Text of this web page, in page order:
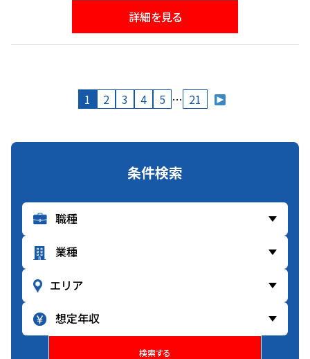
条件検索
検索する
・対象は基幹システムと受注在庫関係のEDIシステ
ムやPOSレジとのインターフェースシステムになりま
ORACLEやSQL Serverになります。
・システムの入替やユーザーの都合で夜間・休日の
販売店として奉行シリーズ、EDIソフトやワークフロ
ー等の周辺システムの販売も行っています。
＜職場環境＞
・現在、社長とベテラン男性の2名でユーザーサポー
トを行っています。
当面はその2名からの指導のもとひと通りのサポー
ト業務を覚えていただき、ゆくゆくはアプリの企画、
要件定義の上流工程に携わっていただきます。
詳細を見る
1 2 3 4 5 … 21